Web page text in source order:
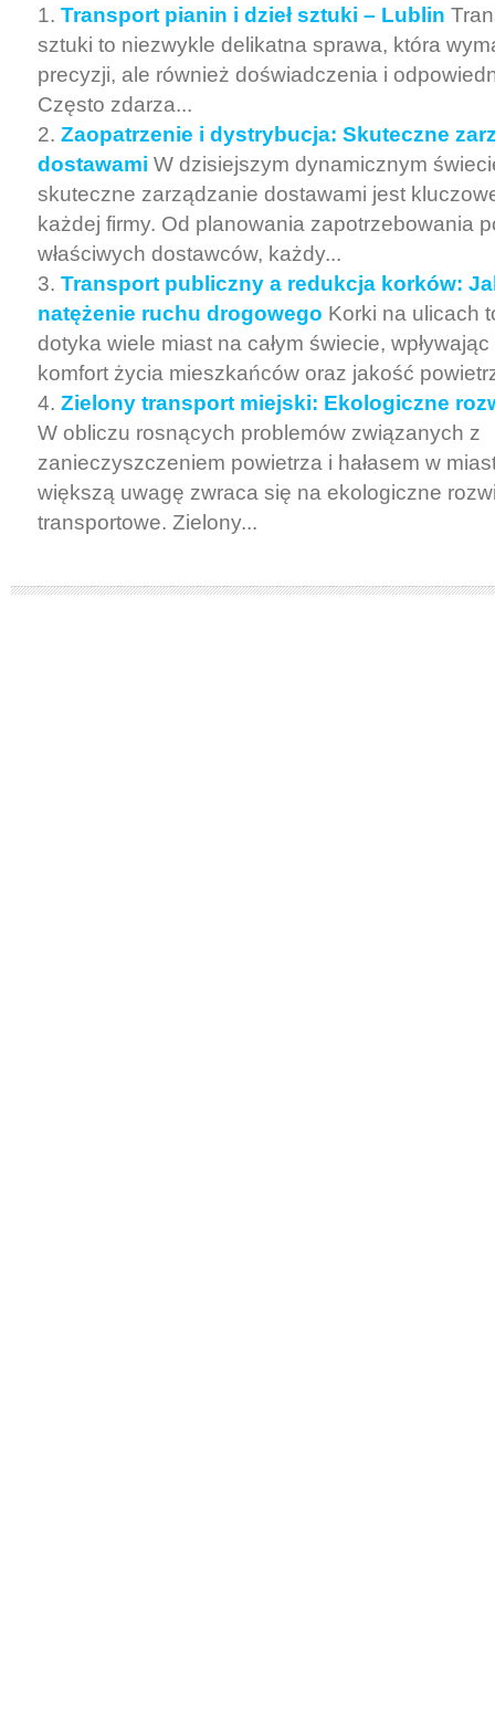
Transport pianin i dzieł sztuki – Lublin
sztuki to niezwykle delikatna sprawa, która
precyzji, ale również doświadczenia i
Często zdarza...
Zaopatrzenie i dystrybucja: Skuteczne
dostawami W dzisiejszym dynamicznym
skuteczne zarządzanie dostawami jest
każdej firmy. Od planowania zapotrzebowania
właściwych dostawców, każdy...
Transport publiczny a redukcja korków:
natężenie ruchu drogowego Korki na ulicach
dotyka wiele miast na całym świecie,
komfort życia mieszkańców oraz jakość
Zielony transport miejski: Ekologiczne
W obliczu rosnących problemów związanych z
zanieczyszczeniem powietrza i hałasem w
większą uwagę zwraca się na ekologiczne
transportowe. Zielony...